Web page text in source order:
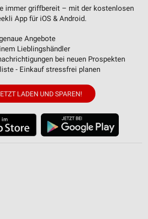
immer griffbereit – mit der kostenlosen
App für iOS & Android.
Angebote
Lieblingshändler
bei neuen Prospekten
- Einkauf stressfrei planen
LADEN UND SPAREN!
zur Personalisierung
zur Auswahl
von Inhalten
durch Statistiken oder
Daten aus verschiedenen